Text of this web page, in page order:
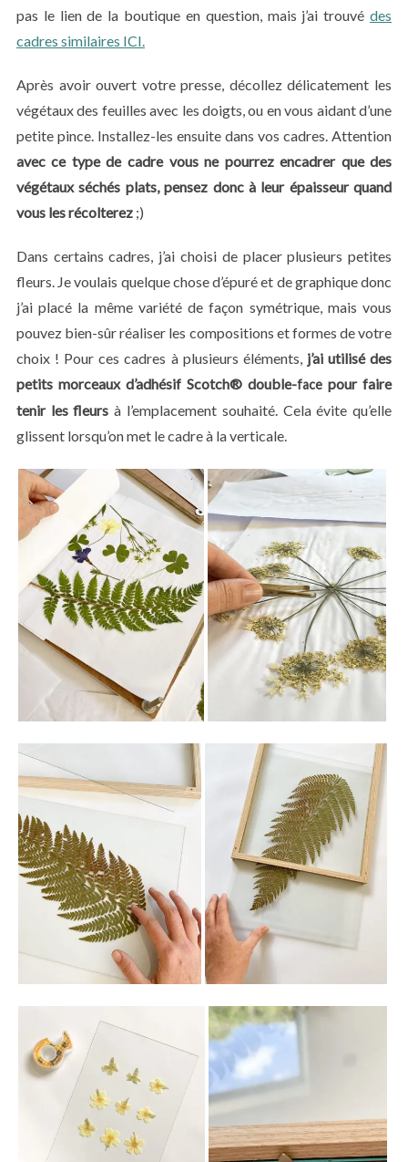
pas le lien de la boutique en question, mais j’ai trouvédes
cadres similaires ICI.
Après avoir ouvert votre presse, décollez délicatement les
végétaux des feuilles avec les doigts, ou en vous aidant d’une
petite pince. Installez-les ensuite dans vos cadres. Attention
avec ce type de cadre vous ne pourrez encadrer que des
végétaux séchés plats, pensez donc à leur épaisseur quand
vous les récolterez;)
Dans certains cadres, j’ai choisi de placer plusieurs petites
fleurs. Je voulais quelque chose d’épuré et de graphique donc
j’ai placé la même variété de façon symétrique, mais vous
pouvez bien-sûr réaliser les compositions et formes de votre
choix ! Pour ces cadres à plusieurs éléments, j’ai utilisé des
petits morceaux d’adhésif Scotch® double-face pour faire
tenir les fleurs à l’emplacement souhaité. Cela évite qu’elle
glissent lorsqu’on met le cadre à la verticale.
e
a
r
c
r
: